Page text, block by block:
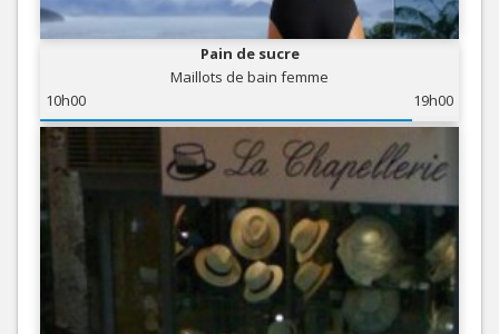
Pain de sucre
Maillots de bain femme
10h00
19h00